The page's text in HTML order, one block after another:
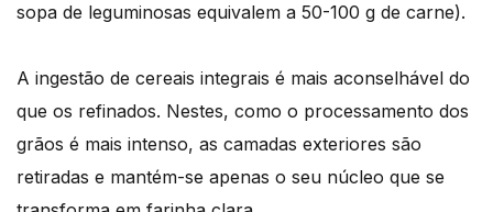
sopa de leguminosas equivalem a 50-100 g de carne).
A ingestão de cereais integrais é mais aconselhável do
que os refinados. Nestes, como o processamento dos
grãos é mais intenso, as camadas exteriores são
retiradas e mantém-se apenas o seu núcleo que se